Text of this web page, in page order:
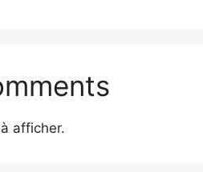
afficher.